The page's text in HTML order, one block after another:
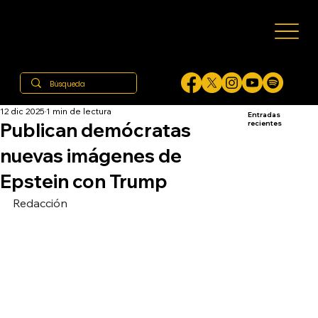
Publican demócratas
nuevas imágenes de
Epstein con Trump
12 dic 2025 1 min de lectura
Redacción
Entradas
recientes